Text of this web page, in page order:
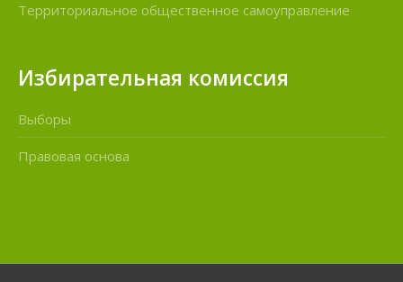
Территориальное общественное самоуправление
Избирательная комиссия
Выборы
Правовая основа